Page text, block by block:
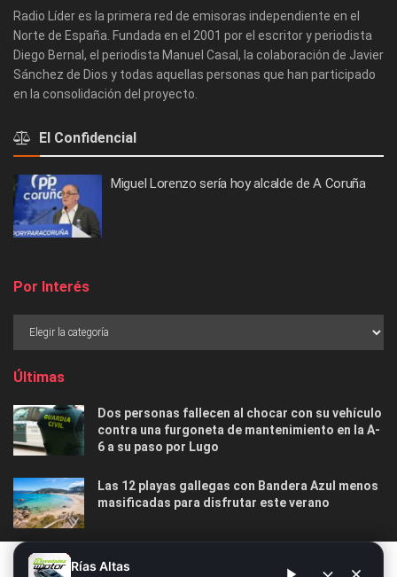
Radio Líder es la primera red de emisoras independiente en el
Norte de España. Fundada en el 2001 por el escritor y periodista
Diego Bernal, el periodista Manuel Casal, la colaboración de Javier
Sánchez de Dios y todas aquellas personas que han participado
en la consolidación del proyecto.
El Confidencial
Miguel Lorenzo sería hoy alcalde de A Coruña
Por Interés
Últimas
Dos personas fallecen al chocar con su vehículo
contra una furgoneta de mantenimiento en la A-
6 a su paso por Lugo
Las 12 playas gallegas con Bandera Azul menos
masificadas para disfrutar este verano
O Marisquiño 2026 en Vigo: programa completo,
horarios, conciertos, deportes y todo lo que
Rías Altas
Este sitio web utiliza cookies. Al continuar utilizando este sitio